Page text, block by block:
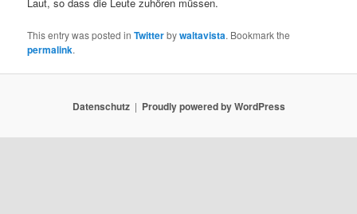
This entry was posted inTwitterbywaltavista. Bookmark the
permalink.
Datenschutz Proudly powered by WordPress